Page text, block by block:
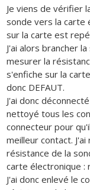
Je viens de vérifier
sonde vers la carte
sur la carte est
J'ai alors brancher
mesurer la
s'enfiche sur la
donc DEFAUT.
J'ai donc
nettoyé tous les
connecteur pour
meilleur contact.
résistance de la
carte électronique :
J'ai donc enlevé le